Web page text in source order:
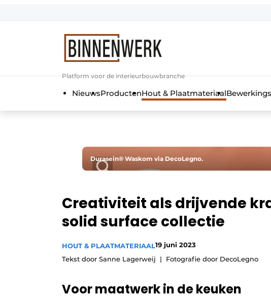
Algemene voorwaarden
Nieuwsbrief
Privacy / Cookie statement
Vacature aanmelden
Video’s
Platform voor de interieurbouwbranche
NieuwsProductenHout & Plaatmateriaal
Durasein® Waskom via DecoLegno.
Creativiteit als drijvende
solid surface collectie
HOUT & PLAATMATERIAAL19 juni 2023
Tekst door Sanne Lagerweij
Fotografie door DecoLegno
Voor maatwerk in de keuken